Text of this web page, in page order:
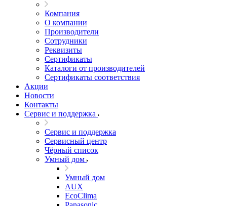
Компания
О компании
Производители
Сотрудники
Реквизиты
Сертификаты
Каталоги от производителей
Сертификаты соответствия
Акции
Новости
Контакты
Сервис и поддержка
Сервис и поддержка
Сервисный центр
Чёрный список
Умный дом
Умный дом
AUX
EcoClima